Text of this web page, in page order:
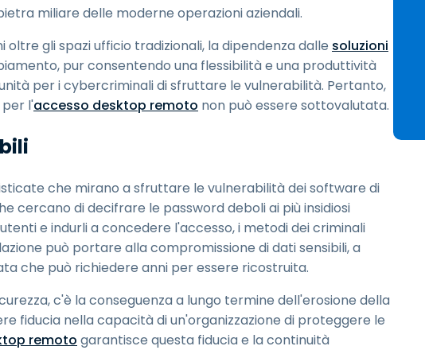
miliare delle moderne operazioni aziendali.
gli spazi ufficio tradizionali, la dipendenza dalle soluzioni
pur consentendo una flessibilità e una produttività
per i cybercriminali di sfruttare le vulnerabilità. Pertanto,
l'accesso desktop remoto non può essere sottovalutata.
che mirano a sfruttare le vulnerabilità dei software di
cercano di decifrare le password deboli ai più insidiosi
e indurli a concedere l'accesso, i metodi dei criminali
può portare alla compromissione di dati sensibili, a
che può richiedere anni per essere ricostruita.
c'è la conseguenza a lungo termine dell'erosione della
fiducia nella capacità di un'organizzazione di proteggere le
remoto garantisce questa fiducia e la continuità